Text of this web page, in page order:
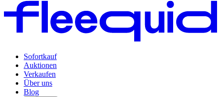
Sofortkauf
Auktionen
Verkaufen
Über uns
Blog